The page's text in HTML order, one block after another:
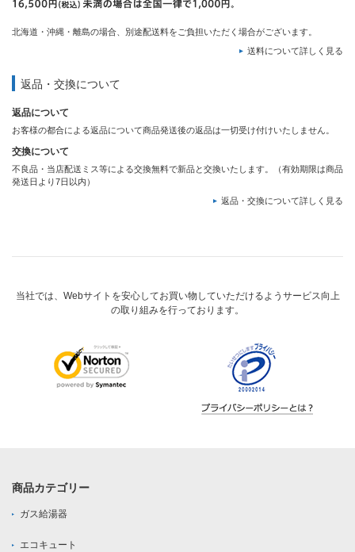
北海道・沖縄・離島の場合、別途配送料をご負担いただく場合がございます。
送料について詳しく見る
返品・交換について
返品について
お客様の都合による返品について商品発送後の返品は一切受け付けいたしません。
交換について
不良品・当店配送ミス等による交換無料で新品と交換いたします。（有効期限は商品
発送日より7日以内）
返品・交換について詳しく見る
当社では、Webサイトを安心してお買い物していただけるようサービス向上
の取り組みを行っております。
商品カテゴリー
ガス給湯器
エコキュート